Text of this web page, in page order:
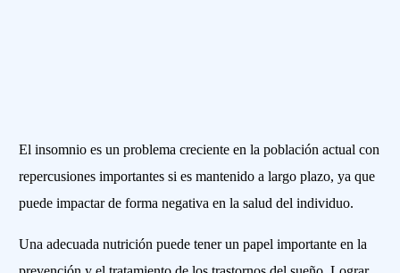
El insomnio es un problema creciente en la población actual con
repercusiones importantes si es mantenido a largo plazo, ya que
puede impactar de forma negativa en la salud del individuo.
Una adecuada nutrición puede tener un papel importante en la